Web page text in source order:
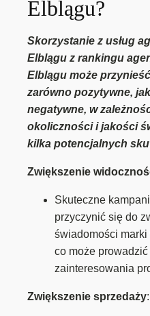
Elblągu?
Skorzystanie z usług
Elblągu z rankingu
Elblągu może
zarówno pozytywne,
negatywne, w
okoliczności i jakości
kilka potencjalnych
Zwiększenie
Skuteczne
przyczynić się do
świadomości
co może
zainteresowania
Zwiększenie sprzedaży: